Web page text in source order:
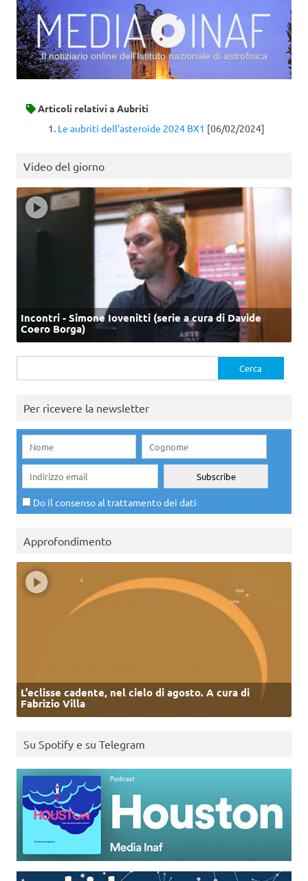
Il notiziario online dell’Istituto nazionale di astrofisica
Articoli relativi a Aubriti
Le aubriti dell’asteroide 2024 BX1 [06/02/2024]
Video del giorno
Incontri - Simone Iovenitti (serie a cura di Davide
Coero Borga)
per:
Per ricevere la newsletter
Do il consenso al trattamento dei dati
Approfondimento
L’eclisse cadente, nel cielo di agosto. A cura di
Fabrizio Villa
Su Spotify e su Telegram